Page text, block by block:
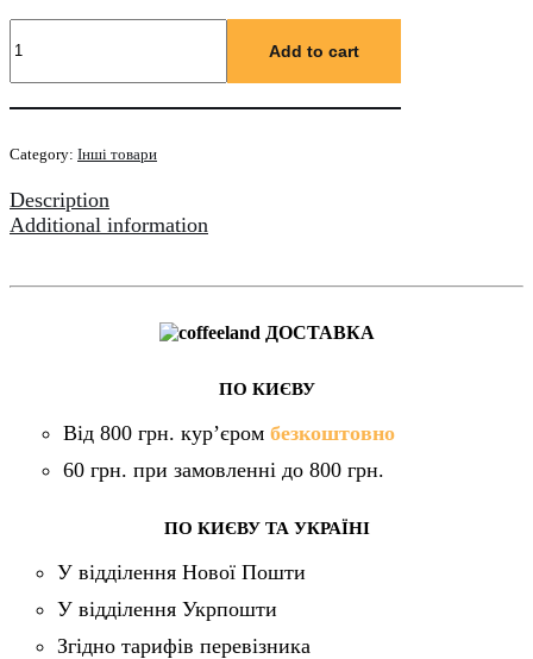
250
50
quantity
Add to cart
Category: Інші товари
Description
Additional information
ДОСТАВКА
ПО КИЄВУ
Від 800 грн. кур’єром безкоштовно
60 грн. при замовленні до 800 грн.
ПО КИЄВУ ТА УКРАЇНІ
У відділення Нової Пошти
У відділення Укрпошти
Згідно тарифів перевізника